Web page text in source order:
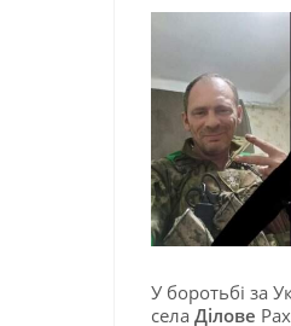
У боротьбі за
села Ділове